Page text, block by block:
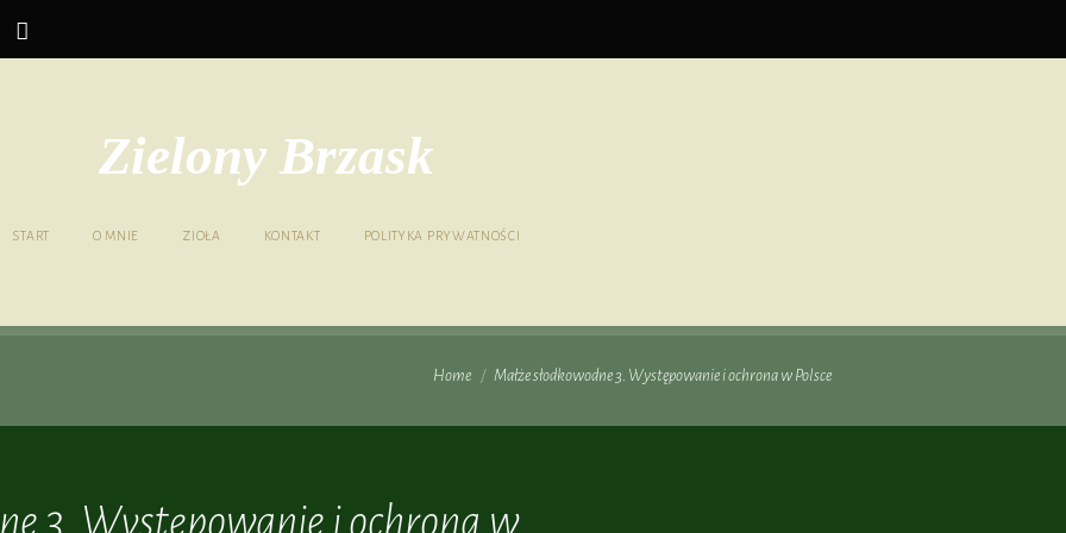
Zielony Brzask
START O MNIE ZIOŁA KONTAKT POLITYKA PRYWATNOŚCI
Home / Małże słodkowodne 3. Występowanie i ochrona w Polsce
3. Występowanie i ochrona w